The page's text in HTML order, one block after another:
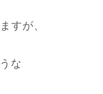
すが、
な